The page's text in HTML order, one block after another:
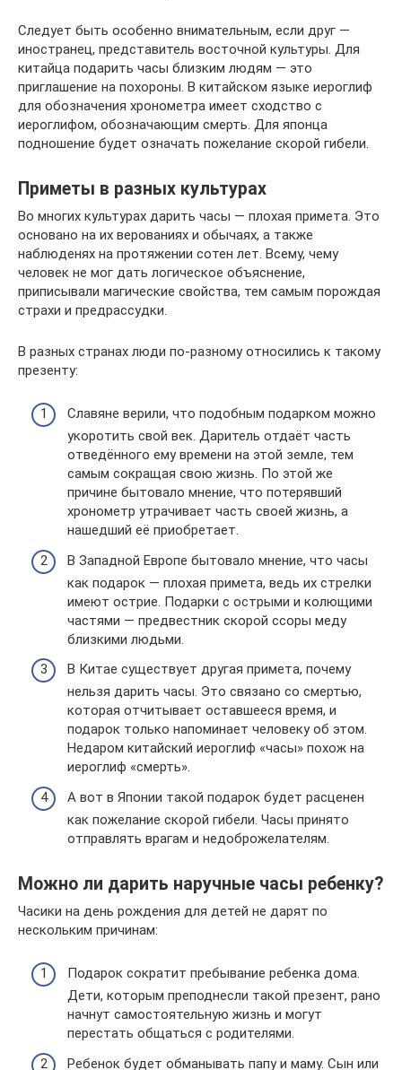
Следует быть особенно внимательным, если друг —
иностранец, представитель восточной культуры. Для
китайца подарить часы близким людям — это
приглашение на похороны. В китайском языке иероглиф
для обозначения хронометра имеет сходство с
иероглифом, обозначающим смерть. Для японца
подношение будет означать пожелание скорой гибели.
Приметы в разных культурах
Во многих культурах дарить часы — плохая примета. Это
основано на их верованиях и обычаях, а также
наблюденях на протяжении сотен лет. Всему, чему
человек не мог дать логическое объяснение,
приписывали магические свойства, тем самым порождая
страхи и предрассудки.
В разных странах люди по-разному относились к такому
презенту:
Славяне верили, что подобным подарком можно
укоротить свой век. Даритель отдаёт часть
отведённого ему времени на этой земле, тем
самым сокращая свою жизнь. По этой же
причине бытовало мнение, что потерявший
хронометр утрачивает часть своей жизнь, а
нашедший её приобретает.
В Западной Европе бытовало мнение, что часы
как подарок — плохая примета, ведь их стрелки
имеют острие. Подарки с острыми и колющими
частями — предвестник скорой ссоры меду
близкими людьми.
В Китае существует другая примета, почему
нельзя дарить часы. Это связано со смертью,
которая отчитывает оставшееся время, и
подарок только напоминает человеку об этом.
Недаром китайский иероглиф «часы» похож на
иероглиф «смерть».
А вот в Японии такой подарок будет расценен
как пожелание скорой гибели. Часы принято
отправлять врагам и недоброжелателям.
Можно ли дарить наручные часы ребенку?
Часики на день рождения для детей не дарят по
нескольким причинам:
Подарок сократит пребывание ребенка дома.
Дети, которым преподнесли такой презент, рано
начнут самостоятельную жизнь и могут
перестать общаться с родителями.
Ребенок будет обманывать папу и маму. Сын или